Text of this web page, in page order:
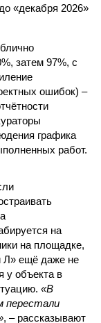
«декабря 2026»
затем 97%, с
ошибок) –
графика
работ.
на
на площадке,
Л» ещё даже не
у объекта в
«В
перестали
, – рассказывают